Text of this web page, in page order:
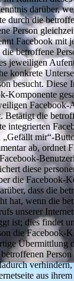
darüber,
durch die
Person
Facebook mit
betroffene
jeweiligen
konkrete
besucht. Diese
Komponente
Facebook-
Betätigt die
integrierten
„Gefällt mir“-
ab, ordnet
diese
die Facebook-
dass die
hat, wenn die
unserer
ist; dies findet
die Facebook-
Übermittlung
verhindern,
aus